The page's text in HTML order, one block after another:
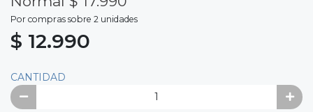
Por compras sobre 2 unidades
$ 12.990
CANTIDAD